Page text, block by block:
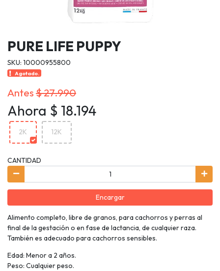
PURE LIFE PUPPY
SKU: 10000955800
Agotado.
Antes$ 27.990
Ahora $ 18.194
2K 12K
CANTIDAD
Encargar
Alimento completo, libre de granos, para cachorros y perras al
final de la gestación o en fase de lactancia, de cualquier raza.
También es adecuado para cachorros sensibles.
Edad: Menor a 2 años.
Peso: Cualquier peso.